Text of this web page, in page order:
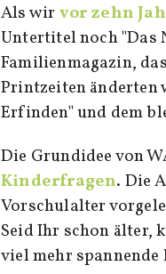
Als wir vor zehn
Untertitel noch "Das
Familienmagazin,
Printzeiten änderten
Erfinden" und dem
Die Grundidee von
Kinderfragen. Die
Vorschulalter
Seid Ihr schon älter,
viel mehr